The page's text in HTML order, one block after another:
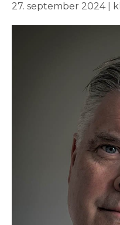
27. september 2024 |